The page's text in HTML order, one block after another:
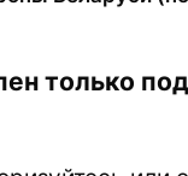
только